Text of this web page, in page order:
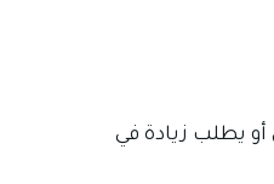
يطلب زيادة في